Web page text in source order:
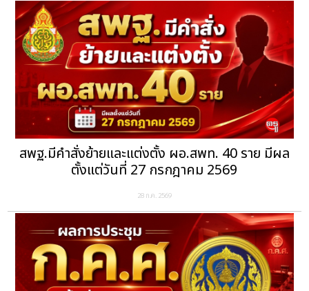
สพฐ.มีคำสั่งย้ายและแต่งตั้ง ผอ.สพท. 40 ราย มีผล
ตั้งแต่วันที่ 27 กรกฎาคม 2569
28 ก.ค. 2569